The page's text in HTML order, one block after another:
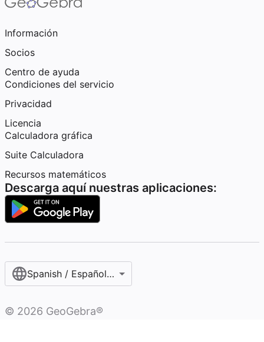
Información
Socios
Centro de ayuda
Condiciones del servicio
Privacidad
Licencia
Calculadora gráfica
Suite Calculadora
Recursos matemáticos
Descarga aquí nuestras aplicaciones:
Spanish / Español (internacional)
© 2026 GeoGebra®